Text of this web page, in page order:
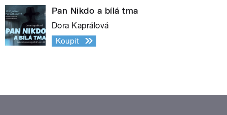
Pan Nikdo a bílá tma
Dora Kaprálová
Koupit